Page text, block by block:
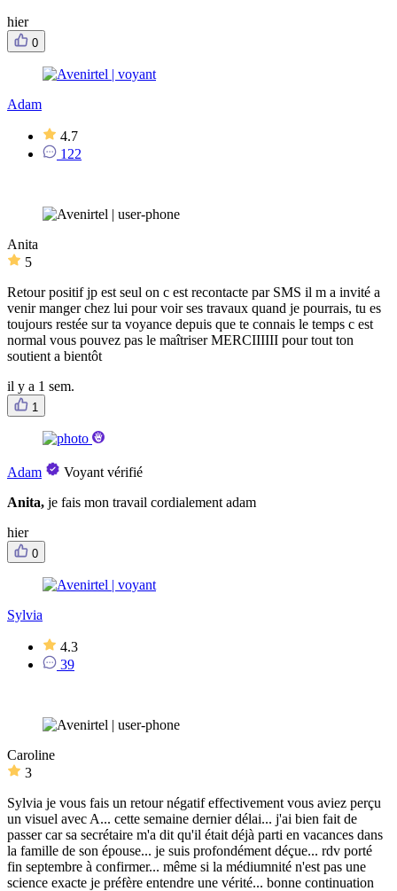
hier
0
Adam
4.7
122
Anita
5
Retour positif jp est seul on c est recontacte par SMS il m a invité a
venir manger chez lui pour voir ses travaux quand je pourrais, tu es
toujours restée sur ta voyance depuis que te connais le temps c est
normal vous pouvez pas le maîtriser MERCIIIIII pour tout ton
soutient a bientôt
il y a 1 sem.
1
Adam
Voyant vérifié
Anita, je fais mon travail cordialement adam
hier
0
Sylvia
4.3
39
Caroline
3
Sylvia je vous fais un retour négatif effectivement vous aviez perçu
un visuel avec A... cette semaine dernier délai... j'ai bien fait de
passer car sa secrétaire m'a dit qu'il était déjà parti en vacances dans
la famille de son épouse... je suis profondément déçue... rdv porté
fin septembre à confirmer... même si la médiumnité n'est pas une
science exacte je préfère entendre une vérité... bonne continuation